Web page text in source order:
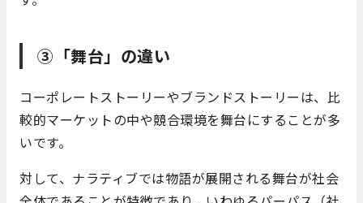
③「舞台」の違い
コーポレートストーリーやブランドストーリーは、比
較的マーケットの中や競合環境を舞台にすることが多
いです。
対して、ナラティブでは物語が展開される舞台が社会